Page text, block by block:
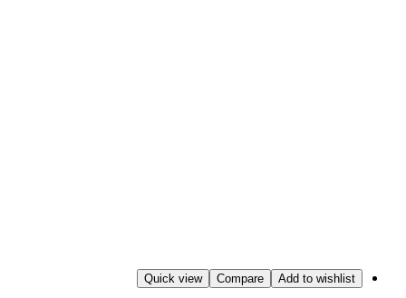
Add to wishlist
Compare
Quick view